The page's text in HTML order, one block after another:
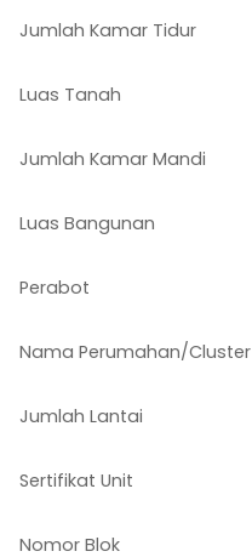
Jumlah Kamar Tidur
Luas Tanah
Jumlah Kamar Mandi
Luas Bangunan
Perabot
Nama Perumahan/Cluster
Jumlah Lantai
Sertifikat Unit
Nomor Blok